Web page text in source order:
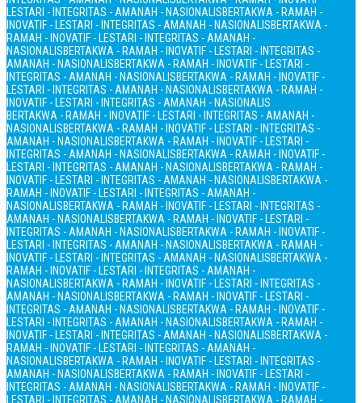
LESTARI - INTEGRITAS - AMANAH - NASIONALISBERTAKWA - RAMAH -
INOVATIF - LESTARI - INTEGRITAS - AMANAH - NASIONALISBERTAKWA -
RAMAH - INOVATIF - LESTARI - INTEGRITAS - AMANAH -
NASIONALISBERTAKWA - RAMAH - INOVATIF - LESTARI - INTEGRITAS -
AMANAH - NASIONALISBERTAKWA - RAMAH - INOVATIF - LESTARI -
INTEGRITAS - AMANAH - NASIONALISBERTAKWA - RAMAH - INOVATIF -
LESTARI - INTEGRITAS - AMANAH - NASIONALISBERTAKWA - RAMAH -
INOVATIF - LESTARI - INTEGRITAS - AMANAH - NASIONALIS
BERTAKWA - RAMAH - INOVATIF - LESTARI - INTEGRITAS - AMANAH -
NASIONALISBERTAKWA - RAMAH - INOVATIF - LESTARI - INTEGRITAS -
AMANAH - NASIONALISBERTAKWA - RAMAH - INOVATIF - LESTARI -
INTEGRITAS - AMANAH - NASIONALISBERTAKWA - RAMAH - INOVATIF -
LESTARI - INTEGRITAS - AMANAH - NASIONALISBERTAKWA - RAMAH -
INOVATIF - LESTARI - INTEGRITAS - AMANAH - NASIONALISBERTAKWA -
RAMAH - INOVATIF - LESTARI - INTEGRITAS - AMANAH -
NASIONALISBERTAKWA - RAMAH - INOVATIF - LESTARI - INTEGRITAS -
AMANAH - NASIONALISBERTAKWA - RAMAH - INOVATIF - LESTARI -
INTEGRITAS - AMANAH - NASIONALISBERTAKWA - RAMAH - INOVATIF -
LESTARI - INTEGRITAS - AMANAH - NASIONALISBERTAKWA - RAMAH -
INOVATIF - LESTARI - INTEGRITAS - AMANAH - NASIONALISBERTAKWA -
RAMAH - INOVATIF - LESTARI - INTEGRITAS - AMANAH -
NASIONALISBERTAKWA - RAMAH - INOVATIF - LESTARI - INTEGRITAS -
AMANAH - NASIONALISBERTAKWA - RAMAH - INOVATIF - LESTARI -
INTEGRITAS - AMANAH - NASIONALISBERTAKWA - RAMAH - INOVATIF -
LESTARI - INTEGRITAS - AMANAH - NASIONALISBERTAKWA - RAMAH -
INOVATIF - LESTARI - INTEGRITAS - AMANAH - NASIONALISBERTAKWA -
RAMAH - INOVATIF - LESTARI - INTEGRITAS - AMANAH -
NASIONALISBERTAKWA - RAMAH - INOVATIF - LESTARI - INTEGRITAS -
AMANAH - NASIONALISBERTAKWA - RAMAH - INOVATIF - LESTARI -
INTEGRITAS - AMANAH - NASIONALISBERTAKWA - RAMAH - INOVATIF -
LESTARI - INTEGRITAS - AMANAH - NASIONALISBERTAKWA - RAMAH -